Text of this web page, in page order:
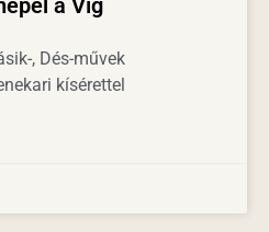
a Víg
, Dés-művek
kísérettel